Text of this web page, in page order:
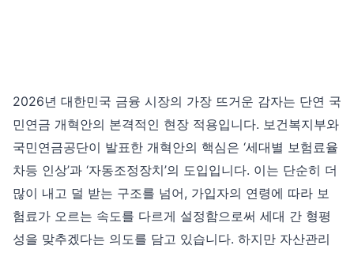
2026년 대한민국 금융 시장의 가장 뜨거운 감자는 단연 국
민연금 개혁안의 본격적인 현장 적용입니다. 보건복지부와
국민연금공단이 발표한 개혁안의 핵심은 ‘세대별 보험료율
차등 인상’과 ‘자동조정장치’의 도입입니다. 이는 단순히 더
많이 내고 덜 받는 구조를 넘어, 가입자의 연령에 따라 보
험료가 오르는 속도를 다르게 설정함으로써 세대 간 형평
성을 맞추겠다는 의도를 담고 있습니다. 하지만 자산관리